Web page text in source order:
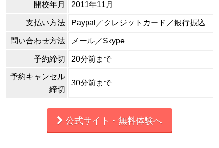
開校年月 2011年11月
支払い方法 Paypal／クレジットカード／銀行振込
問い合わせ方法 メール／Skype
予約締切 20分前まで
予約キャンセル
締切
30分前まで
公式サイト・無料体験へ